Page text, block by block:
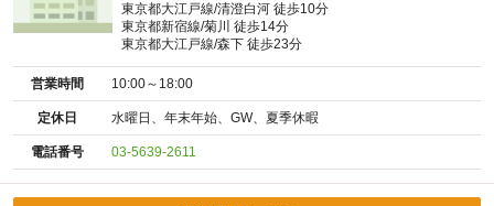
東京都大江戸線/清澄白河 徒歩10分
東京都新宿線/菊川 徒歩14分
東京都大江戸線/森下 徒歩23分
営業時間 10:00～18:00
定休日 水曜日、年末年始、GW、夏季休暇
電話番号 03-5639-2611